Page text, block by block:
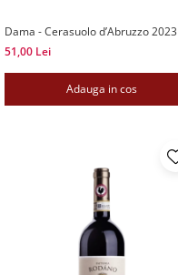
Dama - Cerasuolo d’Abruzzo 2023
51,00 Lei
Adauga in cos